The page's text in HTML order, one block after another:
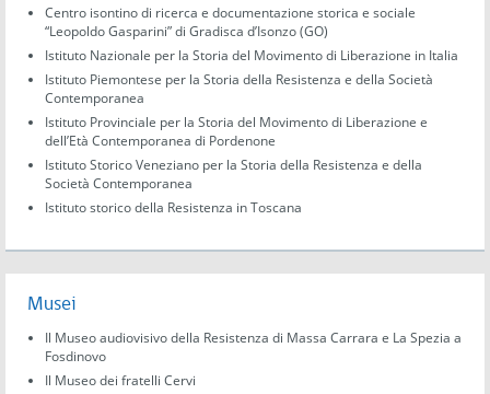
Centro isontino di ricerca e documentazione storica e sociale
“Leopoldo Gasparini” di Gradisca d’Isonzo (GO)
Istituto Nazionale per la Storia del Movimento di Liberazione in Italia
Istituto Piemontese per la Storia della Resistenza e della Società
Contemporanea
Istituto Provinciale per la Storia del Movimento di Liberazione e
dell’Età Contemporanea di Pordenone
Istituto Storico Veneziano per la Storia della Resistenza e della
Società Contemporanea
Istituto storico della Resistenza in Toscana
Musei
Il Museo audiovisivo della Resistenza di Massa Carrara e La Spezia a
Fosdinovo
Il Museo dei fratelli Cervi